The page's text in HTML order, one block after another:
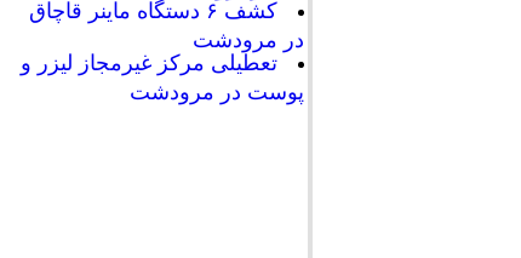
کشف ۶ دستگاه ماینر قاچاق
در مرودشت
تعطیلی مرکز غیرمجاز لیزر و
پوست در مرودشت